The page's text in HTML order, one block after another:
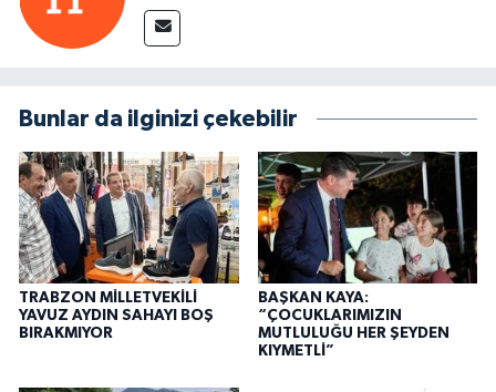
Bunlar da ilginizi çekebilir
TRABZON MİLLETVEKİLİ
YAVUZ AYDIN SAHAYI BOŞ
BIRAKMIYOR
BAŞKAN KAYA:
“ÇOCUKLARIMIZIN
MUTLULUĞU HER ŞEYDEN
KIYMETLİ”